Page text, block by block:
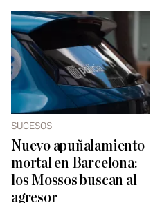
SUCESOS
Nuevo apuñalamiento
mortal en Barcelona:
los Mossos buscan al
agresor